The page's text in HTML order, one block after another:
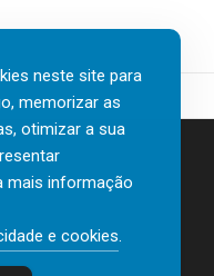
e cookies
neste site para
memorizar as
otimizar a sua
mais informação
e cookies.